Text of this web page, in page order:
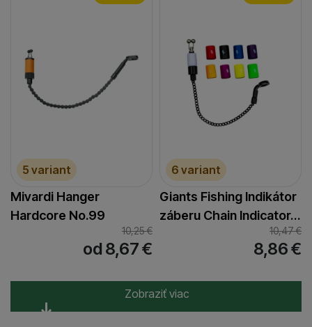
5 variant
Mivardi Hanger
Hardcore No.99
10,25€
od 8,67€
6 variant
Giants Fishing Indikátor
záberu Chain Indicator…
10,47€
8,86€
Zobraziť viac